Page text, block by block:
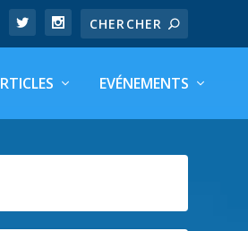
EVÉNEMENTS